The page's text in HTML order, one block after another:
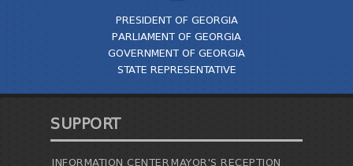
PRESIDENT OF GEORGIA
PARLIAMENT OF GEORGIA
GOVERNMENT OF GEORGIA
STATE REPRESENTATIVE
SUPPORT
INFORMATION CENTERMAYOR'S RECEPTION